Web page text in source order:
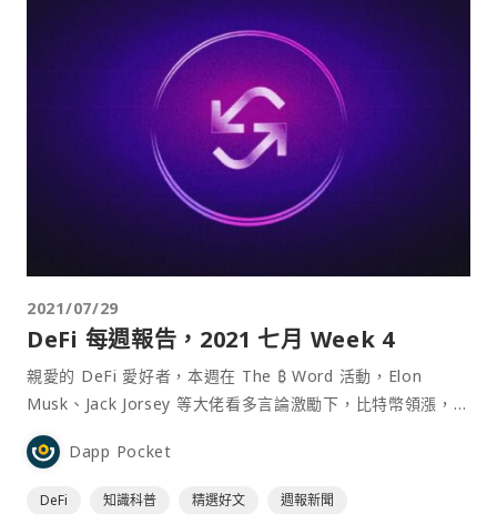
2021/07/29
DeFi‌ ‌每‌週‌報‌告，2021 ‌七月‌ ‌Week‌ ‌4
親愛的 DeFi 愛好者，本週在 The ₿ Word 活動，Elon
Musk、Jack Jorsey 等大佬看多言論激勵下，比特幣領漲，一
眾 DeFi 系列與以太坊也奪回遊戲幣搶佔的版面！但幣價從來
就不是最令人興奮的消息，而是每週總是會有開發團隊又給我
Dapp Pocket
DeFi 知識科普 精選好文 週報新聞